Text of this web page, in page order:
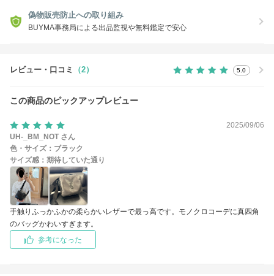
偽物販売防止への取り組み
BUYMA事務局による出品監視や無料鑑定で安心
レビュー・口コミ （2） 5.0
この商品のピックアップレビュー
2025/09/06
UH-_BM_NOT さん
色・サイズ： ブラック
サイズ感： 期待していた通り
手触りふっかふかの柔らかいレザーで最っ高です。モノクロコーデに真四角
のバッグかわいすぎます。
参考になった